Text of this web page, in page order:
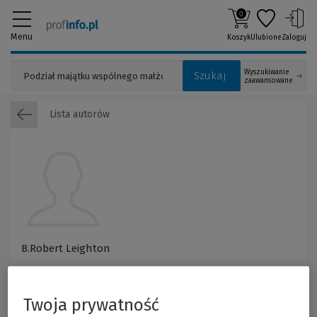
Menu
Szukaj
Wyszukiwanie
zaawansowane
0
KoszykUlubioneZaloguj
B.Robert Leighton
Lista autorów
Twoja prywatność